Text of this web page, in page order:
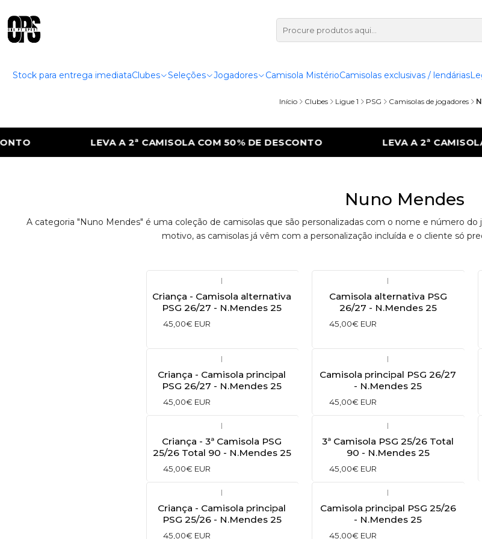
Stock para entrega imediataClubes Seleções Jogadores Camisola MistérioCamisolas exclusivas / lendárias
Início Clubes Ligue 1 PSG Camisolas de jogadores
LEVA A 2ª CAMISOLA COM 50% DE DESCONTO LEVA A 2ª CAMISOLA
Nuno Mendes
A categoria "Nuno Mendes" é uma coleção de camisolas que são personalizadas com o nome e número do
motivo, as camisolas já vêm com a personalização incluída e o cliente só
|
Criança - Camisola alternativa
PSG 26/27 - N.Mendes 25
45,00€ EUR
|
Camisola alternativa PSG
26/27 - N.Mendes 25
45,00€ EUR
|
Criança - Camisola principal
PSG 26/27 - N.Mendes 25
45,00€ EUR
|
Camisola principal PSG 26/27
- N.Mendes 25
45,00€ EUR
Criança - 3ª Camisola PSG
25/26 Total 90 - N.Mendes 25
45,00€ EUR
3ª Camisola PSG 25/26 Total
90 - N.Mendes 25
45,00€ EUR
Criança - Camisola principal
PSG 25/26 - N.Mendes 25
45,00€ EUR
Camisola principal PSG 25/26
- N.Mendes 25
45,00€ EUR